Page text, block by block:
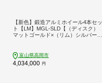
【新色】鍛造アルミホイール4本セッ
ト【LM】MGL-SLD【（ディスク）
マットゴールド×（リム）シルバーダ
富山県高岡市
4,034,000 円